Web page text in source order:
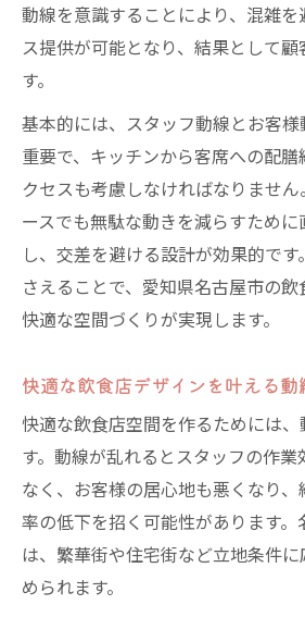
動線を意識することにより、混雑
ス提供が可能となり、結果として
す。
基本的には、スタッフ動線とお客
重要で、キッチンから客席への配
クセスも考慮しなければなりませ
ースでも無駄な動きを減らすため
し、交差を避ける設計が効果的で
さえることで、愛知県名古屋市の
快適な空間づくりが実現します。
快適な飲食店デザインを叶える動
快適な飲食店空間を作るためには
す。動線が乱れるとスタッフの作
なく、お客様の居心地も悪くなり
率の低下を招く可能性があります
は、繁華街や住宅街など立地条件
められます。